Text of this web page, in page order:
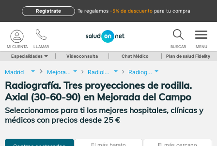
te regalamos -5% de descuento para tu compra
Regístrate
LLAMAR
MI CUENTA BUSCAR MENU
Especialidades Videoconsulta Chat Médico Plan de salud Fidelity
Madrid Mejorada del Campo Radiología Radiografía. Tres proyecciones de rodilla. Axial (30-60-90)
Radiografía. Tres proyecciones de rodilla.
Axial (30-60-90) en Mejorada del Campo
Seleccionamos para ti los mejores hospitales, clínicas y
médicos con precios desde 25 €